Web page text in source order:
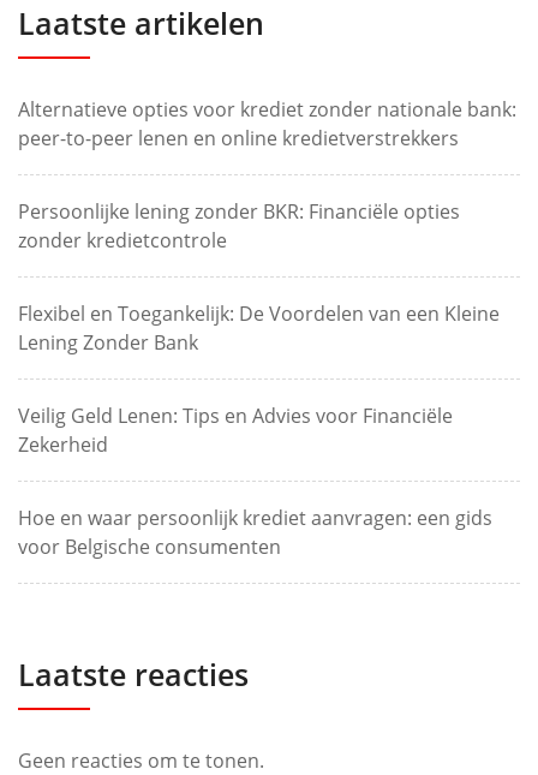
Laatste artikelen
Alternatieve opties voor krediet zonder nationale bank:
peer-to-peer lenen en online kredietverstrekkers
Persoonlijke lening zonder BKR: Financiële opties
zonder kredietcontrole
Flexibel en Toegankelijk: De Voordelen van een Kleine
Lening Zonder Bank
Veilig Geld Lenen: Tips en Advies voor Financiële
Zekerheid
Hoe en waar persoonlijk krediet aanvragen: een gids
voor Belgische consumenten
Laatste reacties
Geen reacties om te tonen.